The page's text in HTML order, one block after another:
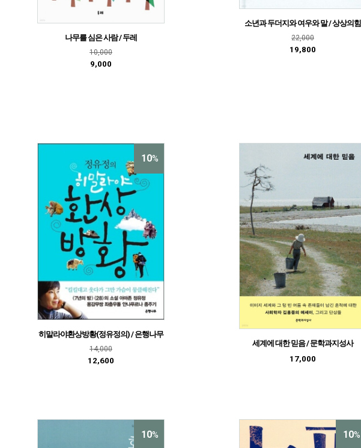
나무를 심은 사람 / 두레
10,000
9,000
소년과 두더지와 여우와 말 / 상상의힘
22,000
19,800
10%
히말라야환상방황(정유정의) / 은행나무
14,000
12,600
세계에 대한 믿음 / 문학과지성사
17,000
10% 10%